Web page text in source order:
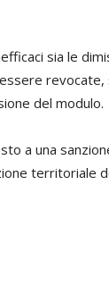
sia le
del modulo.
a una
territoriale